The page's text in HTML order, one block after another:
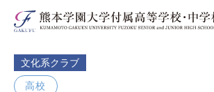
文化系クラブ
高校